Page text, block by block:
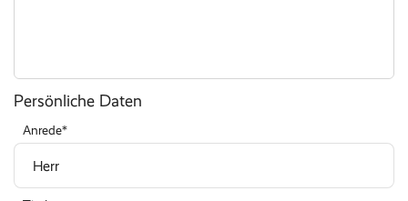
Persönliche Daten
Anrede